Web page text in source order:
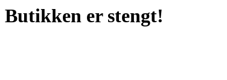
Butikken er stengt!